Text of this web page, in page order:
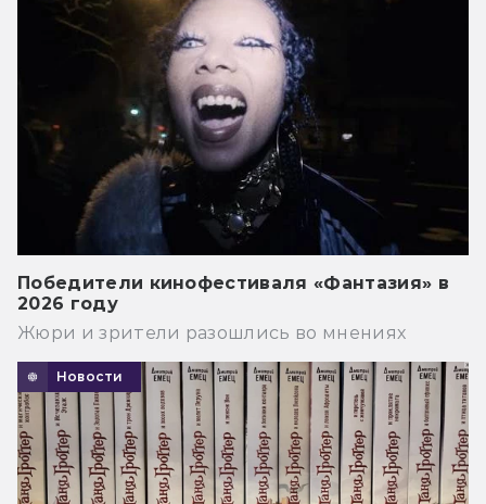
Победители кинофестиваля «Фантазия» в
2026 году
Жюри и зрители разошлись во мнениях
Новости